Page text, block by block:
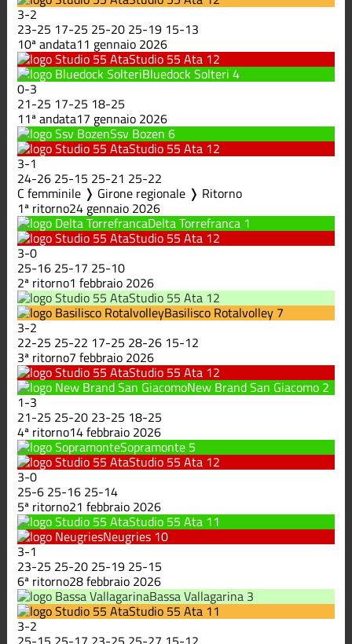
3-2
23-25 17-25 25-20 25-19 15-13
10ª andata11 gennaio 2026
Studio 55 Ata 12
Bluedock Solteri 4
0-3
21-25 17-25 18-25
11ª andata17 gennaio 2026
Ssv Bozen 6
Studio 55 Ata 12
3-1
24-26 25-15 25-21 25-22
C femminile ❭ Girone regionale ❭ Ritorno
1ª ritorno24 gennaio 2026
Delta Torrefranca 1
Studio 55 Ata 12
3-0
25-16 25-17 25-10
2ª ritorno1 febbraio 2026
Studio 55 Ata 12
Basilisco Rotalvolley 7
3-2
22-25 25-22 17-25 28-26 15-12
3ª ritorno7 febbraio 2026
Studio 55 Ata 12
New Brand San Giacomo 2
1-3
21-25 25-20 23-25 18-25
4ª ritorno14 febbraio 2026
Sopramonte 5
Studio 55 Ata 12
3-0
25-6 25-16 25-14
5ª ritorno21 febbraio 2026
Studio 55 Ata 11
Neugries 10
3-1
23-25 25-20 25-19 25-15
6ª ritorno28 febbraio 2026
Bassa Vallagarina 3
Studio 55 Ata 11
3-2